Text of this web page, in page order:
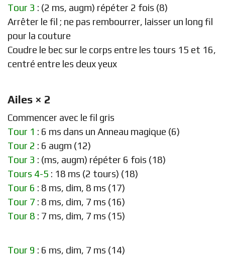
Tour 3 : (2 ms, augm) répéter 2 fois (8)
Arrêter le fil ; ne pas rembourrer, laisser un long fil
pour la couture
Coudre le bec sur le corps entre les tours 15 et 16,
centré entre les deux yeux
Ailes × 2
Commencer avec le fil gris
Tour 1 : 6 ms dans un Anneau magique (6)
Tour 2 : 6 augm (12)
Tour 3 : (ms, augm) répéter 6 fois (18)
Tours 4-5 : 18 ms (2 tours) (18)
Tour 6 : 8 ms, dim, 8 ms (17)
Tour 7 : 8 ms, dim, 7 ms (16)
Tour 8 : 7 ms, dim, 7 ms (15)
Tour 9 : 6 ms, dim, 7 ms (14)